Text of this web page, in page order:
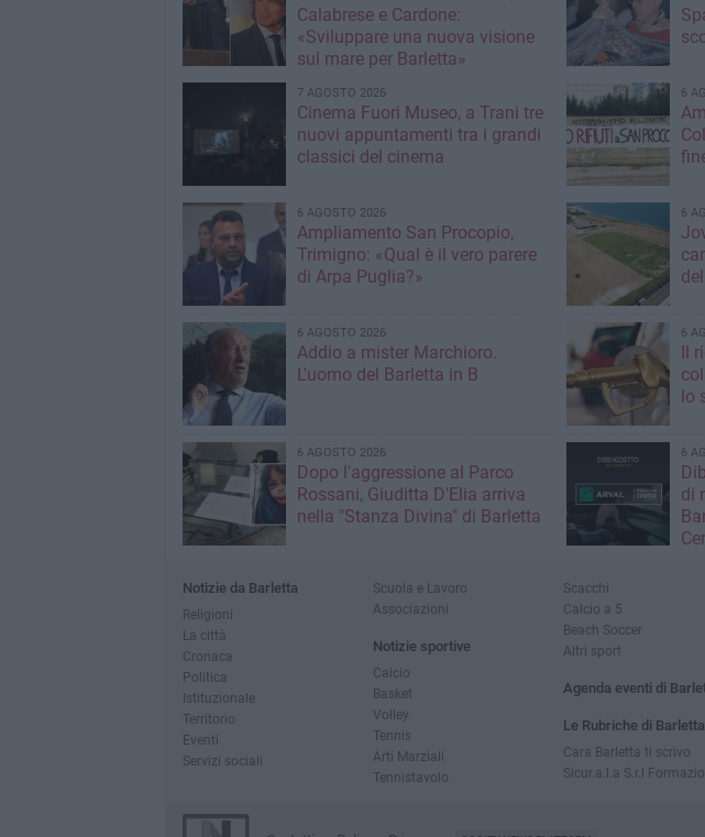
Calabrese e Cardone:
«Sviluppare una nuova visione
sul mare per Barletta»
7 AGOSTO 2026
Cinema Fuori Museo, a Trani tre
nuovi appuntamenti tra i grandi
classici del cinema
6
6 AGOSTO 2026
Ampliamento San Procopio,
Trimigno: «Qual è il vero parere
di Arpa Puglia?»
6
6 AGOSTO 2026
Addio a mister Marchioro.
L'uomo del Barletta in B
6
Il
lo
6 AGOSTO 2026
Dopo l'aggressione al Parco
Rossani, Giuditta D'Elia arriva
nella "Stanza Divina" di Barletta
6
di
Notizie da Barletta
Religioni
La città
Cronaca
Politica
Istituzionale
Territorio
Eventi
Servizi sociali
Scuola e Lavoro
Associazioni
Notizie sportive
Calcio
Basket
Volley
Tennis
Arti Marziali
Tennistavolo
Scacchi
Calcio a 5
Beach Soccer
Altri sport
Agenda eventi di
Le Rubriche di
Cara Barletta ti scrivo
Sicur.a.l.a S.r.l